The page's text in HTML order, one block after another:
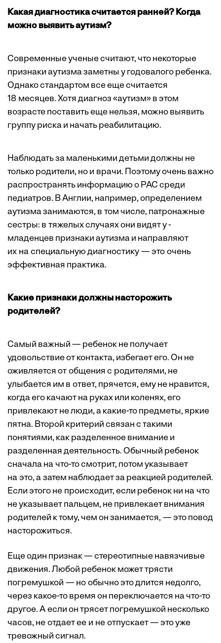
Какая диагностика считается ранней? Когда
можно выявить аутизм?
Современные ученые считают, что некоторые
признаки аутизма заметны у годовалого ребенка.
Однако стандартом все еще считается
18 месяцев. Хотя диагноз «аутизм» в этом
возрасте поставить еще нельзя, можно выявить
группу риска и начать реабилитацию.
Наблюдать за маленькими детьми должны не
только родители, но и врачи. Поэтому очень важно
распространять информацию о РАС среди
педиатров. В Англии, например, определением
аутизма занимаются, в том числе, патронажные
сестры: в тяжелых случаях они видят у ­
младенцев ­признаки аутизма и направляют
их на специальную диагностику — это очень
эффективная практика.
Какие признаки должны насторожить
родителей?
Самый важный — ребенок не получает
удовольствие от контакта, избегает его. Он не
оживляется от общения с родителями, не
улыбается им в ­ответ, прячется, ему не нравится,
когда его качают на руках или коленях, его
привлекают не люди, а какие-то предметы, яркие
пятна. Второй критерий связан с такими
понятиями, как разделенное внимание и
разделенная деятельность. Обычный ребенок
сначала на что-то смотрит, потом указывает
на это, а затем наблюдает за реакцией родителей.
Если этого не происходит, если ребенок ни на что
не указывает пальцем, не привлекает внимания
родителей к тому, чем он занимается, — это повод
насторожиться.
Еще один признак — стереотипные навязчивые
движения. Любой ребенок может трясти
погремушкой — но обычно это длится недолго,
через какое-то время он переключается на что-то
другое. А если он трясет погремушкой несколько
часов, не отдает ее и не отпускает — это уже
тревожный сигнал.